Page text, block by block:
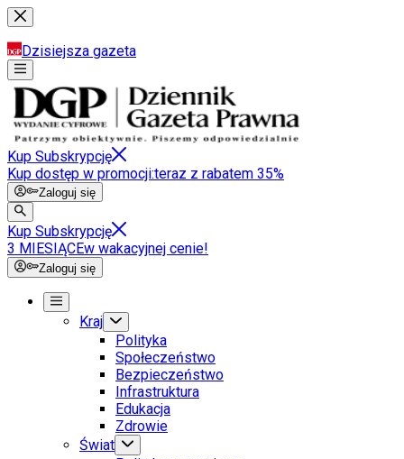
Dzisiejsza gazeta
Kup Subskrypcję
Kup dostęp w promocji:teraz z rabatem 35%
Zaloguj się
Kup Subskrypcję
3 MIESIĄCEw wakacyjnej cenie!
Zaloguj się
Kraj
Polityka
Społeczeństwo
Bezpieczeństwo
Infrastruktura
Edukacja
Zdrowie
Świat